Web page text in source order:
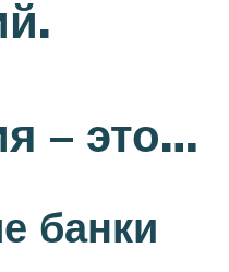
– это…
банки